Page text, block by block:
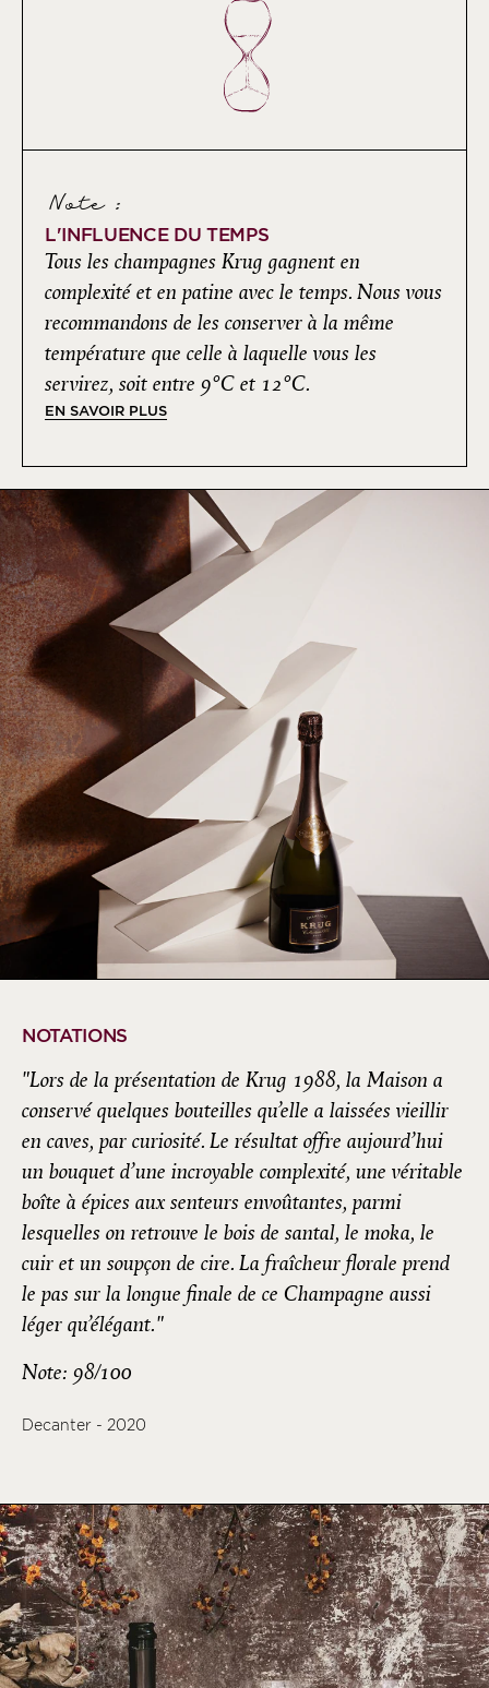
Note :
L'INFLUENCE DU TEMPS
Tous les champagnes Krug gagnent en
complexité et en patine avec le temps. Nous vous
recommandons de les conserver à la même
température que celle à laquelle vous les
servirez, soit entre 9°C et 12°C.
EN SAVOIR PLUS
NOTATIONS
"Lors de la présentation de Krug 1988, la Maison a
conservé quelques bouteilles qu’elle a laissées vieillir
en caves, par curiosité. Le résultat offre aujourd’hui
un bouquet d’une incroyable complexité, une véritable
boîte à épices aux senteurs envoûtantes, parmi
lesquelles on retrouve le bois de santal, le moka, le
cuir et un soupçon de cire. La fraîcheur florale prend
le pas sur la longue finale de ce Champagne aussi
léger qu’élégant."
Note: 98/100
Decanter - 2020